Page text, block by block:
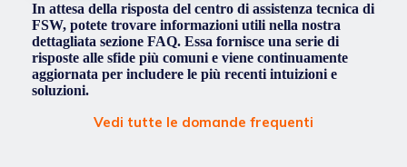
In attesa della risposta del centro di assistenza tecnica di
FSW, potete trovare informazioni utili nella nostra
dettagliata sezione FAQ. Essa fornisce una serie di
risposte alle sfide più comuni e viene continuamente
aggiornata per includere le più recenti intuizioni e
soluzioni.
Vedi tutte le domande frequenti